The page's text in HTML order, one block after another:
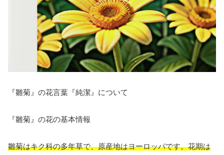
『雛菊』の花言葉『純潔』について
『雛菊』の花の基本情報
雛菊はキク科の多年草で、原産地はヨーロッパです。花期は